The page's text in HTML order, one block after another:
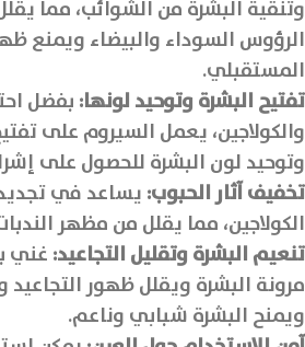
وتنقية البشرة من الشوائب، مما
الرؤوس السوداء والبيضاء ويمنع
المستقبلي.
تفتيح البشرة وتوحيد لونها:
والكولاجين، يعمل السيروم على
وتوحيد لون البشرة للحصول على
تخفيف آثار الحبوب: يساعد في تجديد
الكولاجين، مما يقلل من مظهر
تنعيم البشرة وتقليل التجاعيد: غني
مرونة البشرة ويقلل ظهور التجاعيد
ويمنح البشرة شبابي وناعم.